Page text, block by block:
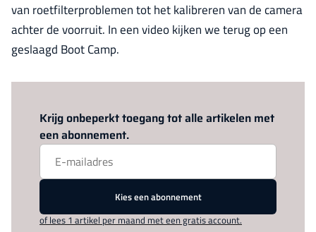
van roetfilterproblemen tot het kalibreren van de camera
achter de voorruit. In een video kijken we terug op een
geslaagd Boot Camp.
Krijg onbeperkt toegang tot alle artikelen met
een abonnement.
Kies een abonnement
of lees 1 artikel per maand met een gratis account.